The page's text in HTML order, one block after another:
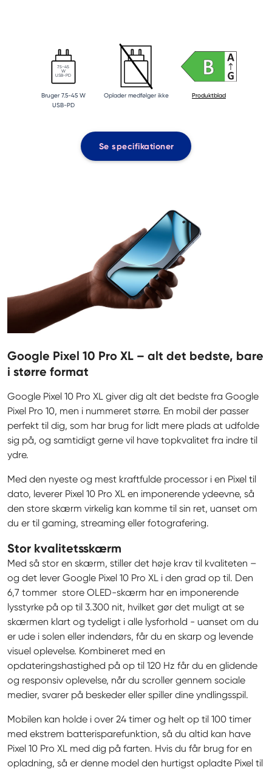
7.5-45
W
USB-PD
Bruger 7.5-45 W
USB-PD
Oplader medfølger ikke Produktblad
Se specifikationer
Google Pixel 10 Pro XL – alt det bedste, bare
i større format
Google Pixel 10 Pro XL giver dig alt det bedste fra Google
Pixel Pro 10, men i nummeret større. En mobil der passer
perfekt til dig, som har brug for lidt mere plads at udfolde
sig på, og samtidigt gerne vil have topkvalitet fra indre til
ydre.
Med den nyeste og mest kraftfulde processor i en Pixel til
dato, leverer Pixel 10 Pro XL en imponerende ydeevne, så
den store skærm virkelig kan komme til sin ret, uanset om
du er til gaming, streaming eller fotografering.
Stor kvalitetsskærm
Med så stor en skærm, stiller det høje krav til kvaliteten –
og det lever Google Pixel 10 Pro XL i den grad op til. Den
6,7 tommer  store OLED-skærm har en imponerende
lysstyrke på op til 3.300 nit, hvilket gør det muligt at se
skærmen klart og tydeligt i alle lysforhold - uanset om du
er ude i solen eller indendørs, får du en skarp og levende
visuel oplevelse. Kombineret med en
opdateringshastighed på op til 120 Hz får du en glidende
og responsiv oplevelse, når du scroller gennem sociale
medier, svarer på beskeder eller spiller dine yndlingsspil.
Mobilen kan holde i over 24 timer og helt op til 100 timer
med ekstrem batterisparefunktion, så du altid kan have
Pixel 10 Pro XL med dig på farten. Hvis du får brug for en
opladning, så er denne model den hurtigst opladte Pixel til